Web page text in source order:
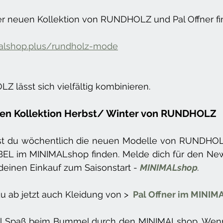
neuen Kollektion von RUNDHOLZ und Pal Offner
rundholz-mode
lässt sich vielfältig kombinieren.
Kollektion Herbst/ Winter von RUNDHOLZ
du wöchentlich die neuen Modelle von
im MINIMALshop finden. Melde dich für den
Einkauf zum Saisonstart - MINIMALshop.
ab jetzt auch Kleidung von > Pal Offner im